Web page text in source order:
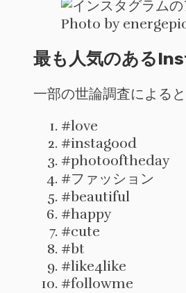
Photo by
最も人気のある
一部の世論調査による
#love
#instagood
#photooftheday
#ファッション
#beautiful
#happy
#cute
#bt
#like4like
#followme